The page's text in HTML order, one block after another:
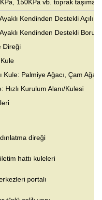
150KPa vb. toprak taşıma
Kendinden Destekli Açılı
Kendinden Destekli Boru
Direği
Kule: Palmiye Ağacı, Çam
Hızlı Kurulum Alanı/Kulesi
direği
hattı kuleleri
portalı